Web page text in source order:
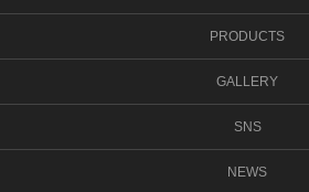
PRODUCTS
GALLERY
SNS
NEWS